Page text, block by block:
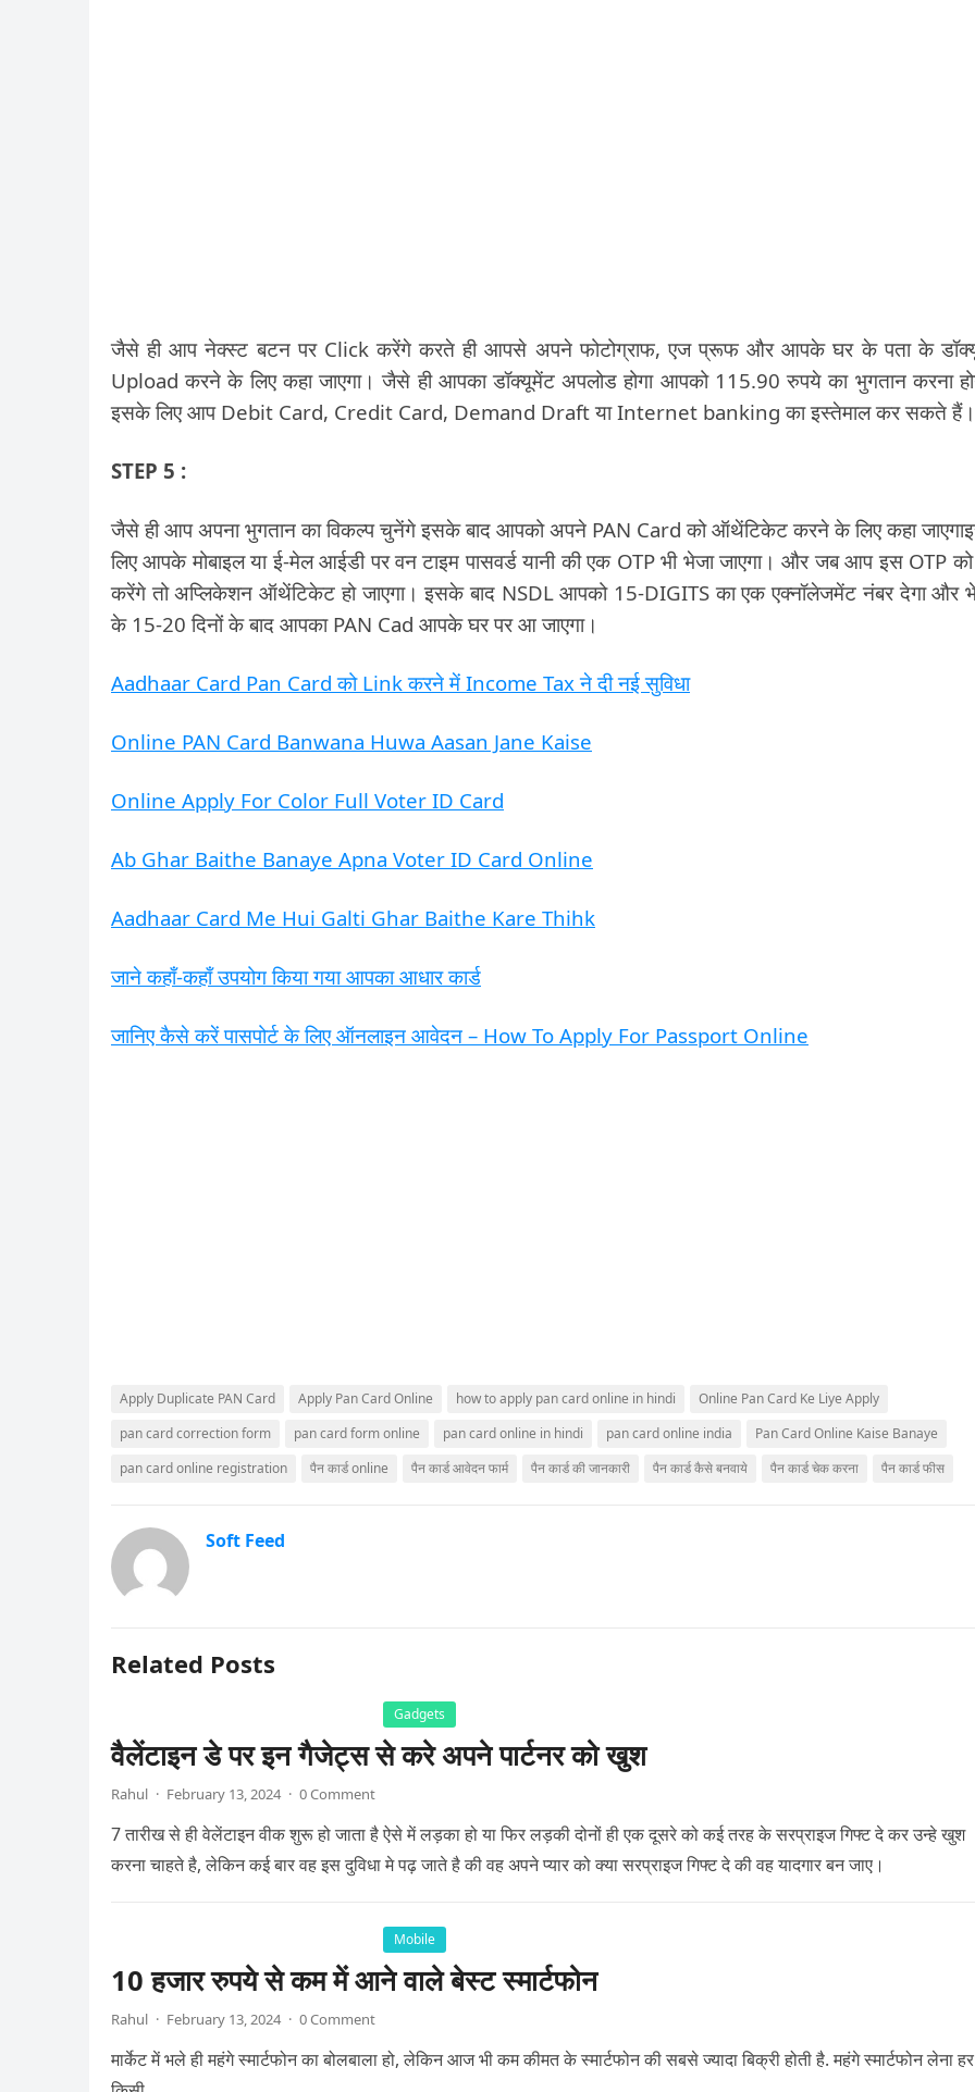
जैसे ही आप नेक्स्ट बटन पर Click करेंगे करते ही आपसे अपने फोटोग्राफ, एज प्रूफ और आपके घर के पता के
Upload करने के लिए कहा जाएगा। जैसे ही आपका डॉक्यूमेंट अपलोड होगा आपको 115.90 रुपये का भुगतान करना
इसके लिए आप Debit Card, Credit Card, Demand Draft या Internet banking का इस्तेमाल कर सकते हैं।
STEP 5 :
जैसे ही आप अपना भुगतान का विकल्प चुनेंगे इसके बाद आपको अपने PAN Card को ऑथेंटिकेट करने के लिए कहा
लिए आपके मोबाइल या ई-मेल आईडी पर वन टाइम पासवर्ड यानी की एक OTP भी भेजा जाएगा। और जब आप इस OTP को
करेंगे तो अप्लिकेशन ऑथेंटिकेट हो जाएगा। इसके बाद NSDL आपको 15-DIGITS का एक एक्नॉलेजमेंट नंबर देगा और
के 15-20 दिनों के बाद आपका PAN Cad आपके घर पर आ जाएगा।
Aadhaar Card Pan Card को Link करने में Income Tax ने दी नई सुविधा
Online PAN Card Banwana Huwa Aasan Jane Kaise
Online Apply For Color Full Voter ID Card
Ab Ghar Baithe Banaye Apna Voter ID Card Online
Aadhaar Card Me Hui Galti Ghar Baithe Kare Thihk
जाने कहाँ-कहाँ उपयोग किया गया आपका आधार कार्ड
जानिए कैसे करें पासपोर्ट के लिए ऑनलाइन आवेदन – How To Apply For Passport Online
Apply Duplicate PAN Card Apply Pan Card Online how to apply pan card online in hindi
Online Pan Card Ke Liye Apply
pan card correction form
pan card form online pan card online in hindi pan card online india
Pan Card Online Kaise Banaye
pan card online registration
पैन कार्ड online पैन कार्ड आवेदन फार्म पैन कार्ड की जानकारी पैन कार्ड कैसे बनवाये पैन कार्ड चेक करना पैन कार्ड फीस
Soft Feed
Related Posts
Gadgets
वैलेंटाइन डे पर इन गैजेट्स से करे अपने पार्टनर को खुश
Rahul · February 13, 2024 · 0 Comment
7 तारीख से ही वेलेंटाइन वीक शुरू हो जाता है ऐसे में लड़का हो या फिर लड़की दोनों ही एक दूसरे को कई तरह के सरप्राइज गिफ्ट दे कर उन्हे खुश
करना चाहते है, लेकिन कई बार वह इस दुविधा मे पढ़ जाते है की वह अपने प्यार को क्या सरप्राइज गिफ्ट दे की वह यादगार बन जाए।
Mobile
10 हजार रुपये से कम में आने वाले बेस्ट स्मार्टफोन
Rahul · February 13, 2024 · 0 Comment
मार्केट में भले ही महंगे स्मार्टफोन का बोलबाला हो, लेकिन आज भी कम कीमत के स्मार्टफोन की सबसे ज्यादा बिक्री होती है. महंगे स्मार्टफोन लेना हर